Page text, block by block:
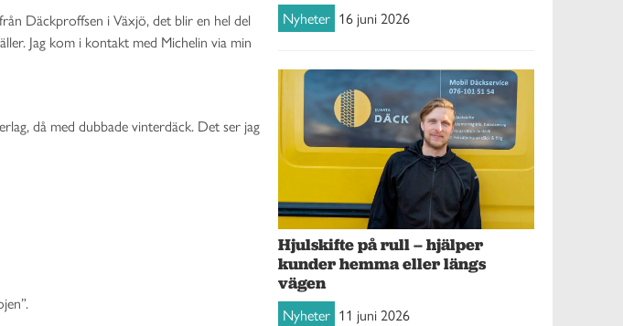
Däckproffsen i Växjö, det blir en hel del
Jag kom i kontakt med Michelin via min
då med dubbade vinterdäck. Det ser jag
Nyheter 16 juni 2026
Hjulskifte på rull – hjälper
kunder hemma eller längs
vägen
Nyheter 11 juni 2026